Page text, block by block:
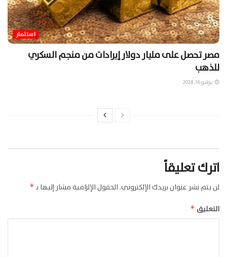
استثمار
مصر تحصل على مليار دولار إيرادات من منجم السكري
للذهب
يوليو 16, 2024
اترك تعليقاً
لن يتم نشر عنوان بريدك الإلكتروني. الحقول الإلزامية مشار إليها بـ*
التعليق *